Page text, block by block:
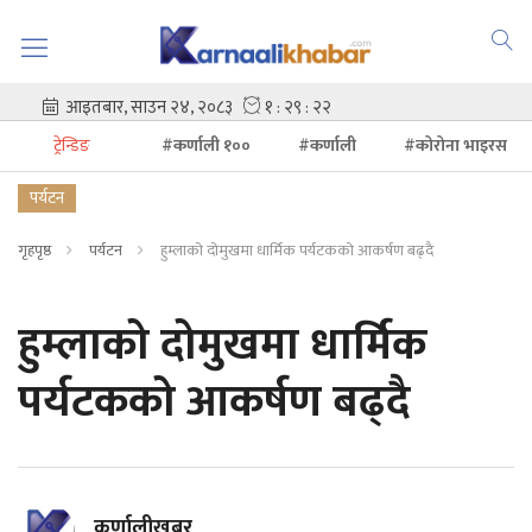
ट्रेन्डिङ #कर्णाली १०० #कर्णाली
#कोरोना भाइरस
पर्यटन
गृहपृष्ठ पर्यटन हुम्लाको दोमुखमा धार्मिक पर्यटकको आकर्षण बढ्दै
हुम्लाको दोमुखमा धार्मिक
पर्यटकको आकर्षण बढ्दै